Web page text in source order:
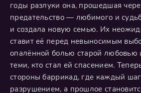
годы разлуки она, прошедшая
предательство — любимого и
и создала новую семью. Их
ставит её перед невыносимым
опалённой болью старой любовью
теми, кто стал ей спасением.
стороны баррикад, где каждый
разрушением, а прошлое